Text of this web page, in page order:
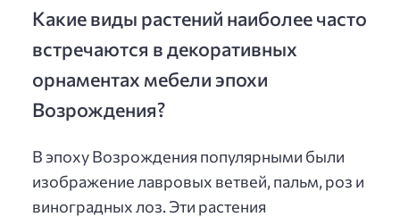
Какие виды растений наиболее часто
встречаются в декоративных
орнаментах мебели эпохи
Возрождения?
В эпоху Возрождения популярными были
изображение лавровых ветвей, пальм, роз и
виноградных лоз. Эти растения